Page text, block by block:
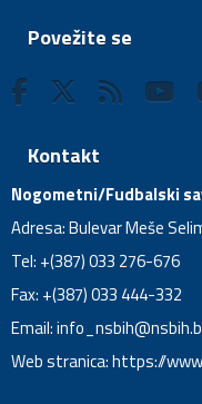
Povežite se
Kontakt
Nogometni/Fudbalski
Adresa: Bulevar Meše
Tel: +(387) 033 276-676
Fax: +(387) 033 444-332
Email:
Web stranica: https://